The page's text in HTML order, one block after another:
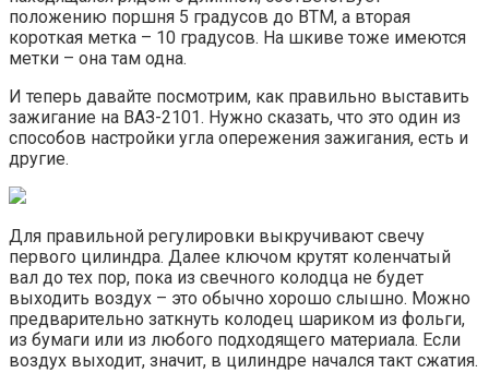
положению поршня 5 градусов до ВТМ, а вторая
короткая метка – 10 градусов. На шкиве тоже имеются
метки – она там одна.
И теперь давайте посмотрим, как правильно выставить
зажигание на ВАЗ-2101. Нужно сказать, что это один из
способов настройки угла опережения зажигания, есть и
другие.
Для правильной регулировки выкручивают свечу
первого цилиндра. Далее ключом крутят коленчатый
вал до тех пор, пока из свечного колодца не будет
выходить воздух – это обычно хорошо слышно. Можно
предварительно заткнуть колодец шариком из фольги,
из бумаги или из любого подходящего материала. Если
воздух выходит, значит, в цилиндре начался такт сжатия.